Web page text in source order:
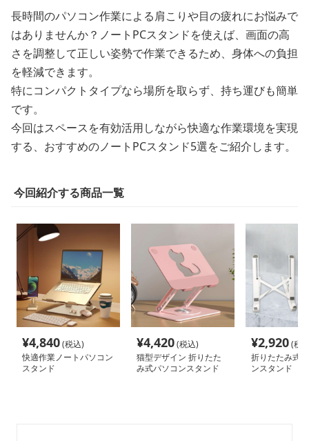
長時間のパソコン作業による肩こりや目の疲れにお悩みで
はありませんか？ノートPCスタンドを使えば、画面の高
さを調整して正しい姿勢で作業できるため、身体への負担
を軽減できます。
特にコンパクトタイプなら場所を取らず、持ち運びも簡単
です。
今回はスペースを有効活用しながら快適な作業環境を実現
する、おすすめのノートPCスタンド5選をご紹介します。
今回紹介する商品一覧
¥4,840(税込)
快適作業ノートパソコン
スタンド
¥4,420(税込)
猫型デザイン 折りたた
み式パソコンスタンド
¥2,920(税
折りたたみ式
ンスタンド